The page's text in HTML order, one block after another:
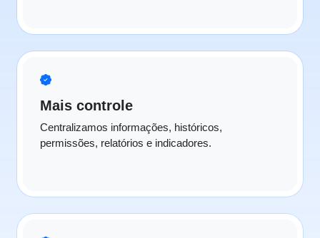
Mais controle
Centralizamos informações, históricos,
permissões, relatórios e indicadores.